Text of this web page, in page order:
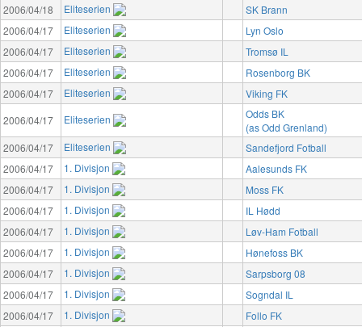
2006/04/18
Eliteserien
SK Brann
2006/04/17
Eliteserien
Lyn Oslo
2006/04/17
Eliteserien
Tromsø IL
2006/04/17
Eliteserien
Rosenborg BK
2006/04/17
Eliteserien
Viking FK
2006/04/17
Eliteserien
Odds BK
(as Odd Grenland)
2006/04/17
Eliteserien
Sandefjord Fotball
2006/04/17
1. Divisjon
Aalesunds FK
2006/04/17
1. Divisjon
Moss FK
2006/04/17
1. Divisjon
IL Hødd
2006/04/17
1. Divisjon
Løv-Ham Fotball
2006/04/17
1. Divisjon
Hønefoss BK
2006/04/17
1. Divisjon
Sarpsborg 08
2006/04/17
1. Divisjon
Sogndal IL
2006/04/17
1. Divisjon
Follo FK